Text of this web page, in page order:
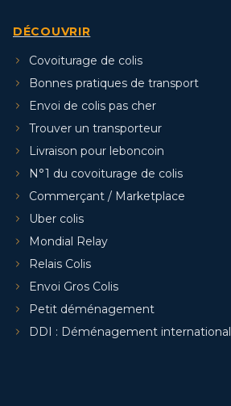
DÉCOUVRIR
Covoiturage de colis
Bonnes pratiques de transport
Envoi de colis pas cher
Trouver un transporteur
Livraison pour leboncoin
N°1 du covoiturage de colis
Commerçant / Marketplace
Uber colis
Mondial Relay
Relais Colis
Envoi Gros Colis
Petit déménagement
DDI : Déménagement international